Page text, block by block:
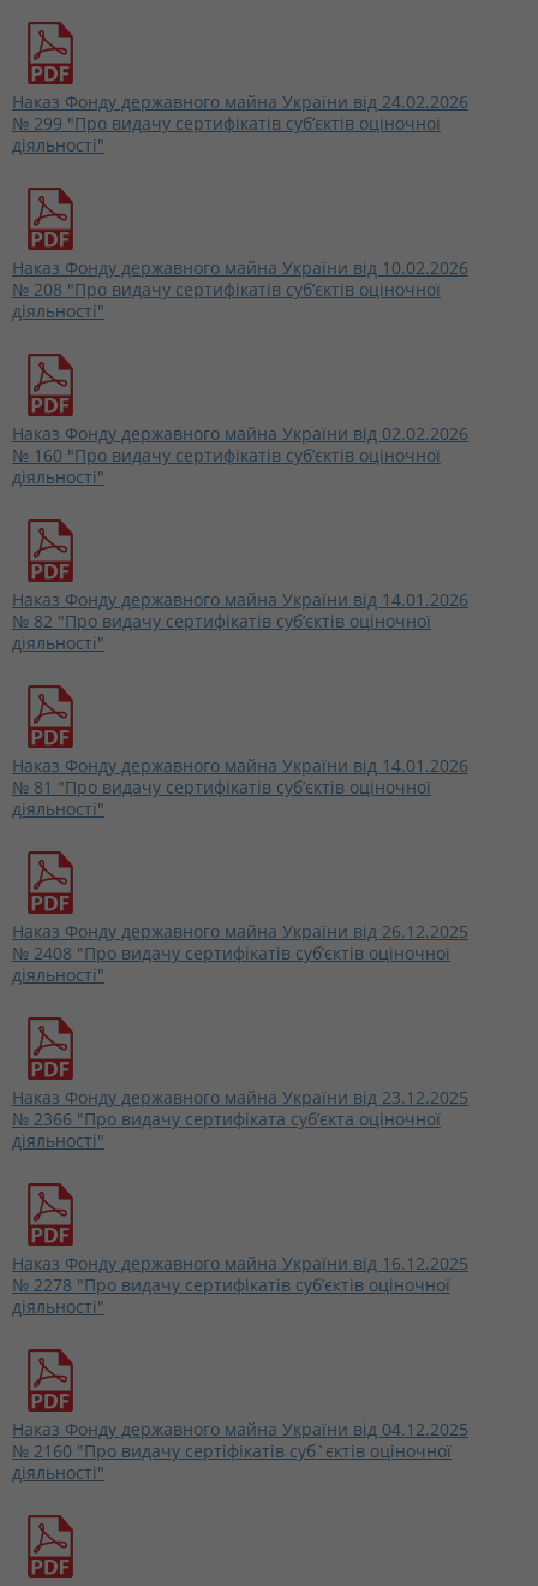
Наказ Фонду державного майна України від 24.02.2026
№ 299 "Про видачу сертифікатів суб’єктів оціночної
діяльності"
Наказ Фонду державного майна України від 10.02.2026
№ 208 "Про видачу сертифікатів суб’єктів оціночної
діяльності"
Наказ Фонду державного майна України від 02.02.2026
№ 160 "Про видачу сертифікатів суб’єктів оціночної
діяльності"
Наказ Фонду державного майна України від 14.01.2026
№ 82 "Про видачу сертифікатів суб’єктів оціночної
діяльності"
Наказ Фонду державного майна України від 14.01.2026
№ 81 "Про видачу сертифікатів суб’єктів оціночної
діяльності"
Наказ Фонду державного майна України від 26.12.2025
№ 2408 "Про видачу сертифікатів суб’єктів оціночної
діяльності"
Наказ Фонду державного майна України від 23.12.2025
№ 2366 "Про видачу сертифіката суб’єкта оціночної
діяльності"
Наказ Фонду державного майна України від 16.12.2025
№ 2278 "Про видачу сертифікатів суб’єктів оціночної
діяльності"
Наказ Фонду державного майна України від 04.12.2025
№ 2160 "Про видачу сертіфікатів суб`єктів оціночної
діяльності"